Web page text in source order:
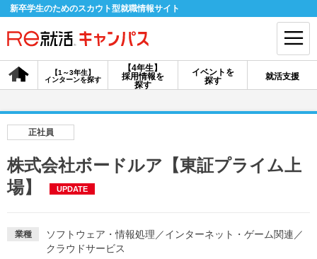
新卒学生のためのスカウト型就職情報サイト
【4年生】
採用情報を
探す
【1～3年生】
インターンを探す
イベントを
探す
就活支援
会員登録 ログイン
正社員
株式会社ボードルア【東証プライム上
場】
UPDATE
業種 ソフトウェア・情報処理 ／インターネット・ゲーム関連 ／
クラウドサービス